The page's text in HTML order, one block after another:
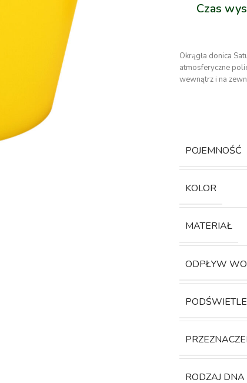
Czas
Okrągła donica
atmosferyczne
wewnątrz i na
POJEMNOŚĆ
KOLOR
MATERIAŁ
ODPŁYW
RODZAJ DNA